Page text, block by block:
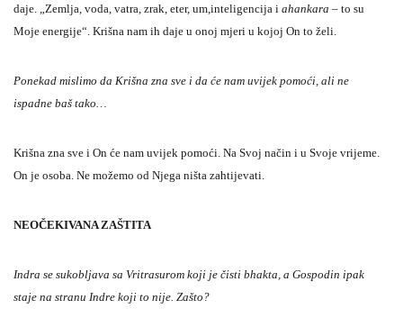
daje. „Zemlja, voda, vatra, zrak, eter, um,inteligencija i ahankara – to su
Moje energije“. Krišna nam ih daje u onoj mjeri u kojoj On to želi.
Ponekad mislimo da Krišna zna sve i da će nam uvijek pomoći, ali ne
ispadne baš tako…
Krišna zna sve i On će nam uvijek pomoći. Na Svoj način i u Svoje vrijeme.
On je osoba. Ne možemo od Njega ništa zahtijevati.
NEOČEKIVANA ZAŠTITA
Indra se sukobljava sa Vritrasurom koji je čisti bhakta, a Gospodin ipak
staje na stranu Indre koji to nije. Zašto?